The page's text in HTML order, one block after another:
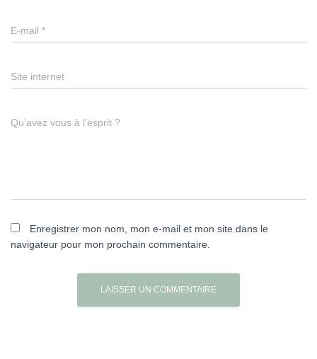
E-mail *
Site internet
Qu’avez vous à l’esprit ?
Enregistrer mon nom, mon e-mail et mon site dans le
navigateur pour mon prochain commentaire.